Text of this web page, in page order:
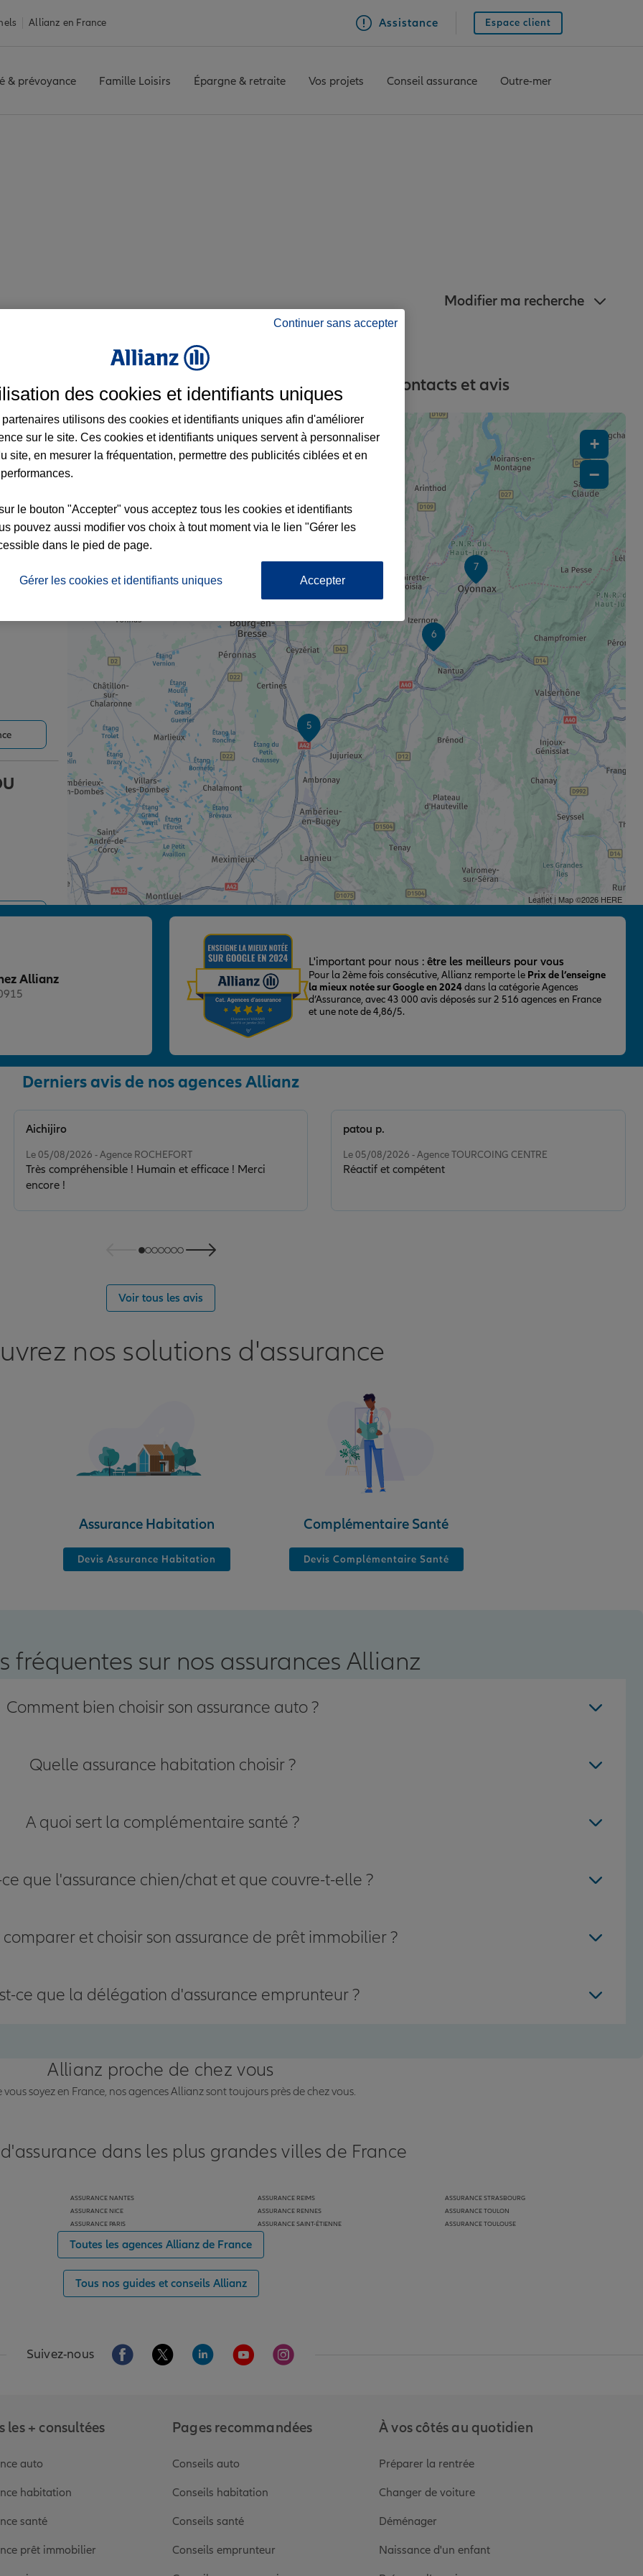
Allianz en France Assistance Espace client
& prévoyance Famille Loisirs Épargne & retraite Vos projets Conseil assurance Outre-mer
Modifier ma recherche
Saint-Étienne-du-Bois et aux alentours : adresses, contacts et avis
5
7
6
x2
+
−
Leaflet| Map ©2026 HERE
Allianz
L'important pour nous : être les meilleurs pour vous
Pour la 2ème fois consécutive, Allianz remporte le Prix de l’enseigne
la mieux notée sur Google en 2024dans la catégorie Agences
d’Assurance, avec 43 000 avis déposés sur 2 516 agences en France
et une note de 4,86/5.
Derniers avis de nos agences Allianz
Le 05/08/2026 - Agence ROCHEFORT
Très compréhensible ! Humain et efficace ! Merci
encore !
Aichijiro
Le 05/08/2026 - Agence TOURCOING CENTRE
Réactif et compétent
patou p.
Voir tous les avis
nos solutions d'assurance
Assurance Habitation
Devis Assurance Habitation
Complémentaire Santé
Devis Complémentaire Santé
fréquentes sur nos assurances Allianz
Comment bien choisir son assurance auto ?
Quelle assurance habitation choisir ?
A quoi sert la complémentaire santé ?
que l'assurance chien/chat et que couvre-t-elle ?
et choisir son assurance de prêt immobilier ?
ce que la délégation d'assurance emprunteur ?
Allianz proche de chez vous
vous soyez en France, nos agences Allianz sont toujours près de chez vous.
dans les plus grandes villes de France
ASSURANCE NANTES
ASSURANCE NICE
ASSURANCE PARIS
ASSURANCE REIMS
ASSURANCE RENNES
ASSURANCE SAINT-ÉTIENNE
ASSURANCE STRASBOURG
ASSURANCE TOULON
ASSURANCE TOULOUSE
Toutes les agences Allianz de France
Tous nos guides et conseils Allianz
Suivez-nous Aller sur la page Facebook de Allianz
Aller sur la page Twitter de Allianz
Aller sur la page Linkedin de Allianz
Aller sur la page Youtube de Allianz
Aller sur la page Instagram de Allianz
les + consultées
auto
habitation
santé
prêt immobilier
Pages recommandées
Conseils auto
Conseils habitation
Conseils santé
Conseils emprunteur
À vos côtés au quotidien
Préparer la rentrée
Changer de voiture
Déménager
Naissance d'un enfant
Continuer sans accepter
des cookies et identifiants uniques
partenaires utilisons des cookies et identifiants uniques afin d'améliorer
sur le site. Ces cookies et identifiants uniques servent à personnaliser
site, en mesurer la fréquentation, permettre des publicités ciblées et en
le bouton "Accepter" vous acceptez tous les cookies et identifiants
pouvez aussi modifier vos choix à tout moment via le lien "Gérer les
dans le pied de page.
Gérer les cookies et identifiants uniques Accepter